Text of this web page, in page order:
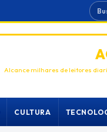
ANUNCIE
Alcance milhares de leitores
CULTURA